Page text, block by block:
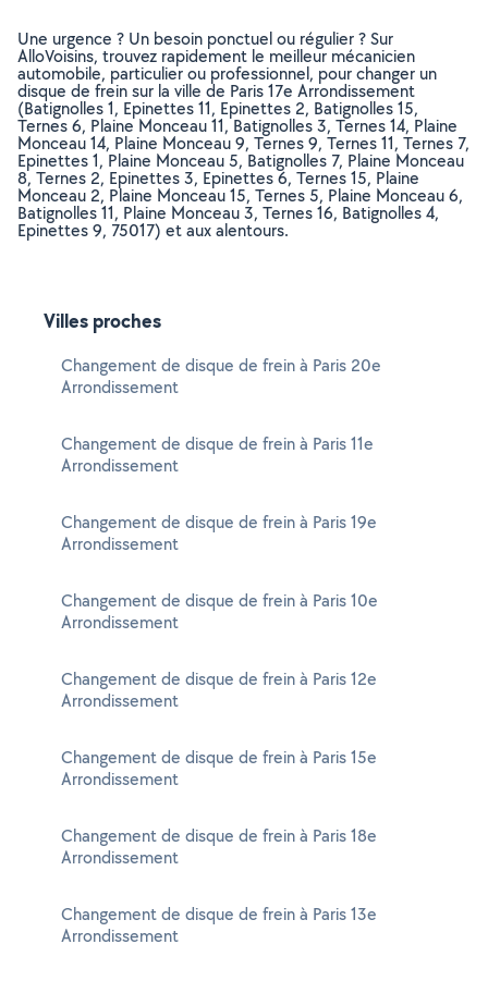
Une urgence ? Un besoin ponctuel ou régulier ? Sur
AlloVoisins, trouvez rapidement le meilleur mécanicien
automobile, particulier ou professionnel, pour changer un
disque de frein sur la ville de Paris 17e Arrondissement
(Batignolles 1, Epinettes 11, Epinettes 2, Batignolles 15,
Ternes 6, Plaine Monceau 11, Batignolles 3, Ternes 14, Plaine
Monceau 14, Plaine Monceau 9, Ternes 9, Ternes 11, Ternes 7,
Epinettes 1, Plaine Monceau 5, Batignolles 7, Plaine Monceau
8, Ternes 2, Epinettes 3, Epinettes 6, Ternes 15, Plaine
Monceau 2, Plaine Monceau 15, Ternes 5, Plaine Monceau 6,
Batignolles 11, Plaine Monceau 3, Ternes 16, Batignolles 4,
Epinettes 9, 75017) et aux alentours.
Villes proches
Changement de disque de frein à Paris 20e
Arrondissement
Changement de disque de frein à Paris 11e
Arrondissement
Changement de disque de frein à Paris 19e
Arrondissement
Changement de disque de frein à Paris 10e
Arrondissement
Changement de disque de frein à Paris 12e
Arrondissement
Changement de disque de frein à Paris 15e
Arrondissement
Changement de disque de frein à Paris 18e
Arrondissement
Changement de disque de frein à Paris 13e
Arrondissement